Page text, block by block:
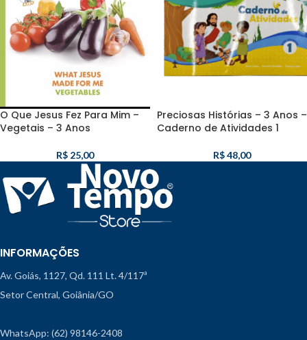
O Que Jesus Fez Para Mim –
Vegetais – 3 Anos
R$ 25,00
Preciosas Histórias – 3 Anos –
Caderno de Atividades 1
R$48,00
INFORMAÇÕES
Av. Goiás, 1127, Qd. 111 Lt. 4/117ª
Setor Central, Goiânia/GO
WhatsApp: (62) 98146-2408